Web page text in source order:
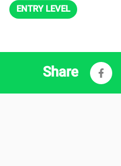
ENTRY LEVEL
Share